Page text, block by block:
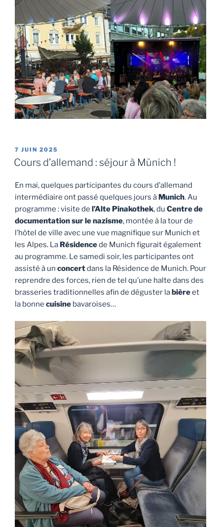
PUBLIÉ
LE
7 JUIN 2025
Cours d’allemand : séjour à Münich !
En mai, quelques participantes du cours d’allemand
intermédiaire ont passé quelques jours à Munich. Au
programme : visite de l’Alte Pinakothek, du Centre de
documentation sur le nazisme, montée à la tour de
l’hôtel de ville avec une vue magnifique sur Munich et
les Alpes. La Résidencede Munich figurait également
au programme. Le samedi soir, les participantes ont
assisté à un concertdans la Résidence de Munich. Pour
reprendre des forces, rien de tel qu’une halte dans des
brasseries traditionnelles afin de déguster labièreet
la bonne cuisine bavaroises…